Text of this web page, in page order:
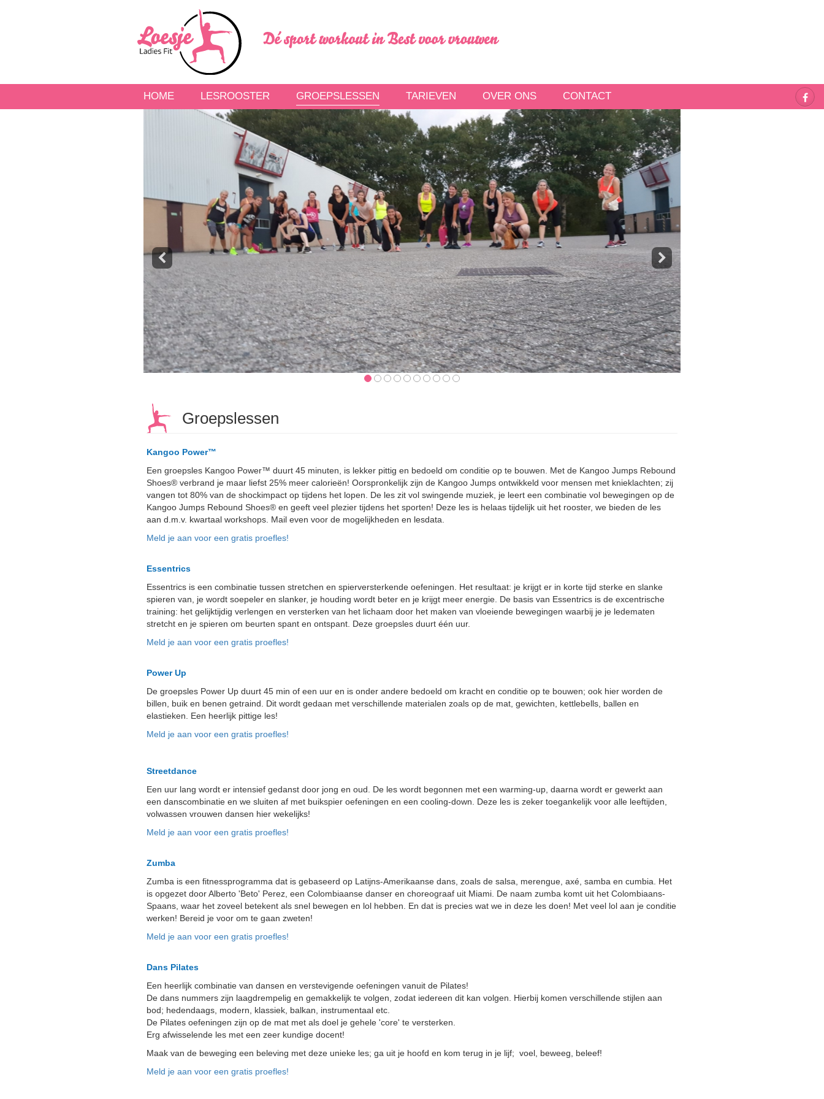
HOME LESROOSTER GROEPSLESSEN TARIEVEN OVER ONS CONTACT
Previous Next
Groepslessen
Kangoo Power™
Een groepsles Kangoo Power™ duurt 45 minuten, is lekker pittig en bedoeld om conditie op te bouwen. Met de Kangoo Jumps Rebound
Shoes® verbrand je maar liefst 25% meer calorieën! Oorspronkelijk zijn de Kangoo Jumps ontwikkeld voor mensen met knieklachten; zij
vangen tot 80% van de shockimpact op tijdens het lopen. De les zit vol swingende muziek, je leert een combinatie vol bewegingen op de
Kangoo Jumps Rebound Shoes® en geeft veel plezier tijdens het sporten! Deze les is helaas tijdelijk uit het rooster, we bieden de les
aan d.m.v. kwartaal workshops. Mail even voor de mogelijkheden en lesdata.
Meld je aan voor een gratis proefles!
Essentrics
Essentrics is een combinatie tussen stretchen en spierversterkende oefeningen. Het resultaat: je krijgt er in korte tijd sterke en slanke
spieren van, je wordt soepeler en slanker, je houding wordt beter en je krijgt meer energie. De basis van Essentrics is de excentrische
training: het gelijktijdig verlengen en versterken van het lichaam door het maken van vloeiende bewegingen waarbij je je ledematen
stretcht en je spieren om beurten spant en ontspant. Deze groepsles duurt één uur.
Meld je aan voor een gratis proefles!
Power Up
De groepsles Power Up duurt 45 min of een uur en is onder andere bedoeld om kracht en conditie op te bouwen; ook hier worden de
billen, buik en benen getraind. Dit wordt gedaan met verschillende materialen zoals op de mat, gewichten, kettlebells, ballen en
elastieken. Een heerlijk pittige les!
Meld je aan voor een gratis proefles!
Streetdance
Een uur lang wordt er intensief gedanst door jong en oud. De les wordt begonnen met een warming-up, daarna wordt er gewerkt aan
een danscombinatie en we sluiten af met buikspier oefeningen en een cooling-down. Deze les is zeker toegankelijk voor alle leeftijden,
volwassen vrouwen dansen hier wekelijks!
Meld je aan voor een gratis proefles!
Zumba
Zumba is een fitnessprogramma dat is gebaseerd op Latijns-Amerikaanse dans, zoals de salsa, merengue, axé, samba en cumbia. Het
is opgezet door Alberto 'Beto' Perez, een Colombiaanse danser en choreograaf uit Miami. De naam zumba komt uit het Colombiaans-
Spaans, waar het zoveel betekent als snel bewegen en lol hebben. En dat is precies wat we in deze les doen! Met veel lol aan je conditie
werken! Bereid je voor om te gaan zweten!
Meld je aan voor een gratis proefles!
Dans Pilates
Een heerlijk combinatie van dansen en verstevigende oefeningen vanuit de Pilates!
De dans nummers zijn laagdrempelig en gemakkelijk te volgen, zodat iedereen dit kan volgen. Hierbij komen verschillende stijlen aan
bod; hedendaags, modern, klassiek, balkan, instrumentaal etc.
De Pilates oefeningen zijn op de mat met als doel je gehele 'core' te versterken.
Erg afwisselende les met een zeer kundige docent!
Maak van de beweging een beleving met deze unieke les; ga uit je hoofd en kom terug in je lijf; voel, beweeg, beleef!
Meld je aan voor een gratis proefles!